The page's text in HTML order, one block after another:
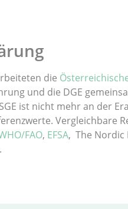
die
und die DGE
ist nicht mehr an der
FAO, EFSA, The Nordic
.